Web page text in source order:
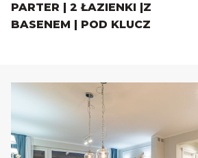
PARTER | 2 ŁAZIENKI |Z
BASENEM | POD KLUCZ